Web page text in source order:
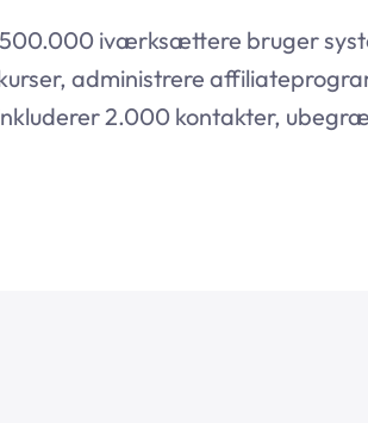
iværksættere bruger
administrere
2.000 kontakter,